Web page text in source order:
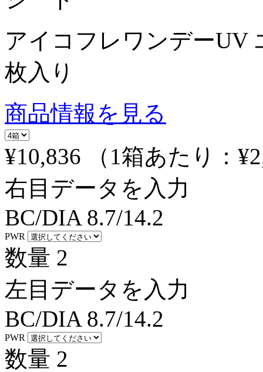
アイコフレワンデーUV
枚入り
商品情報を見る
¥10,836
（1箱あたり：
右目データを入力
BC/DIA 8.7/14.2
PWR
数量 2
左目データを入力
BC/DIA 8.7/14.2
PWR
数量 2